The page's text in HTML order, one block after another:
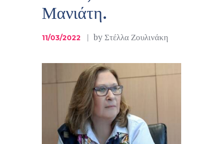
Μανιάτη.
11/03/2022 byΣτέλλα Ζουλινάκη